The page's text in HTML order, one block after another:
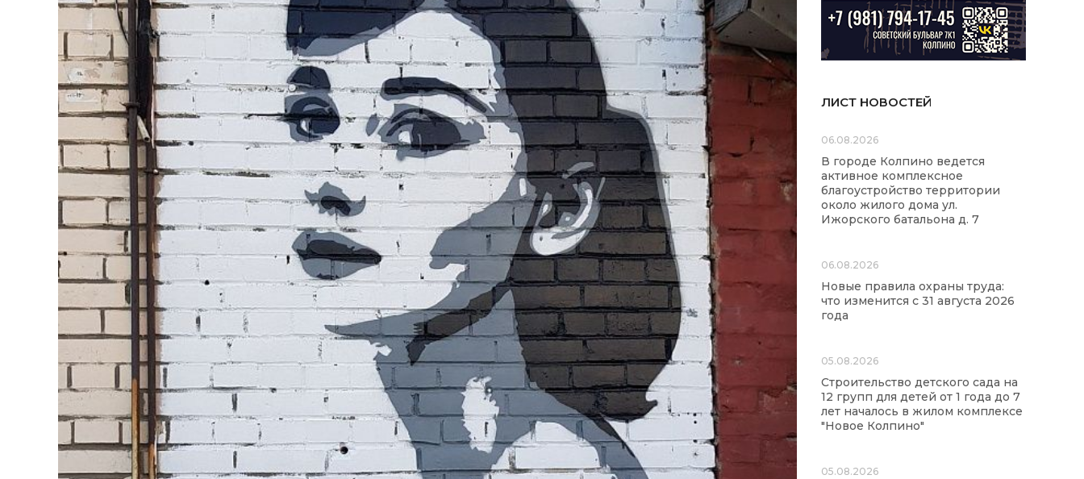
ЛИСТ НОВОСТЕЙ
06.08.2026
В городе Колпино ведется
активное комплексное
благоустройство территории
около жилого дома ул.
Ижорского батальона д. 7
06.08.2026
Новые правила охраны труда:
что изменится с 31 августа 2026
года
05.08.2026
Строительство детского сада на
12 групп для детей от 1 года до 7
лет началось в жилом комплексе
"Новое Колпино"
05.08.2026